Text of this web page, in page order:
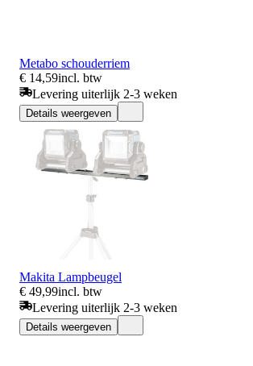
Metabo schouderriem
€ 14,59incl. btw
Levering uiterlijk 2-3 weken
Details weergeven
Makita Lampbeugel
€ 49,99incl. btw
Levering uiterlijk 2-3 weken
Details weergeven